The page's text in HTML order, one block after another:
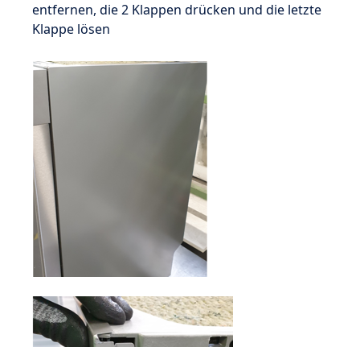
entfernen, die 2 Klappen drücken und die letzte
Klappe lösen